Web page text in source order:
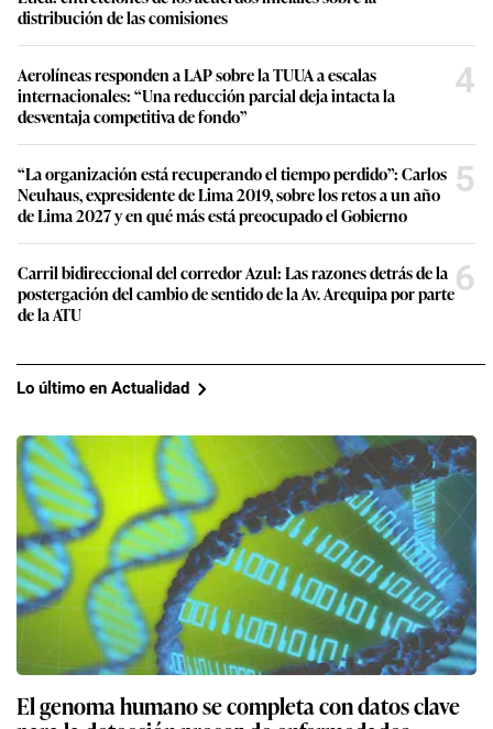
distribución de las comisiones
Aerolíneas responden a LAP sobre la TUUA a escalas
internacionales: “Una reducción parcial deja intacta la
desventaja competitiva de fondo”
4
“La organización está recuperando el tiempo perdido”: Carlos
Neuhaus, expresidente de Lima 2019, sobre los retos a un año
de Lima 2027 y en qué más está preocupado el Gobierno
5
Carril bidireccional del corredor Azul: Las razones detrás de la
postergación del cambio de sentido de la Av. Arequipa por parte
de la ATU
6
Lo último en Actualidad
El genoma humano se completa con datos clave